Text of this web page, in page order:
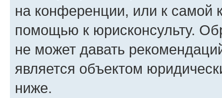
на конференции, или к самой
помощью к юрисконсульту.
не может давать
является объектом
ниже.